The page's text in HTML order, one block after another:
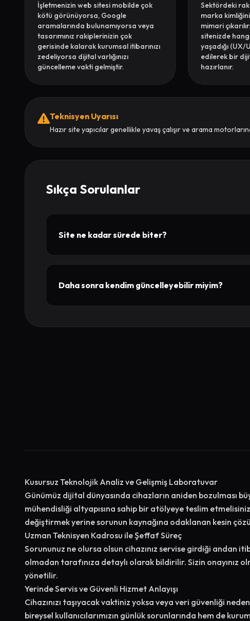
İşletmenizin web sitesi mobilde çok
kötü görünüyorsa, Google
aramalarında bulunamıyorsa veya
tasarımınız rakiplerinizin çok
gerisinde kalarak kurumsal itibarınızı
zedeliyorsa dijital varlığınızı
güncelleme vakti gelmiştir.
Sektördeki
marka
mimari
sitenizde
yaşadığı
edilerek bir
hazırlanır.
Teknisyen Uyarısı
Hazır site yapıcılar genellikle yavaş çalışır ve arama
Sıkça Sorulanlar
Site ne kadar sürede biter?
Daha sonra kendim güncelleyebilir miyim?
Kusursuz Teknolojik Analiz ve Gelişmiş Laboratuvar
Günümüz dijital dünyasında cihazların aniden bozulması
mühendisliği altyapısına sahip bir atölyeye teslim
değiştirmek yerine sorunun kaynağına odaklanan kesin
Uzman Teknisyen Kadrosu ile Şeffaf Süreç
Sorununuz ne olursa olsun cihazınız servise girdiği andan
olmadan tarafınıza detaylı olarak bildirilir. Sizin onayınız
yönetilir.
Yerinde Servis ve Güvenli Hizmet Anlayışı
Cihazınızı taşıyacak vaktiniz yoksa veya veri güvenliği
bireysel kullanıcılarımızın günlük sorunlarında hem de